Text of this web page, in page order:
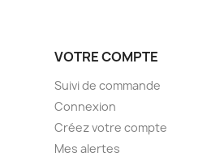
VOTRE COMPTE
Suivi de commande
Connexion
Créez votre compte
Mes alertes